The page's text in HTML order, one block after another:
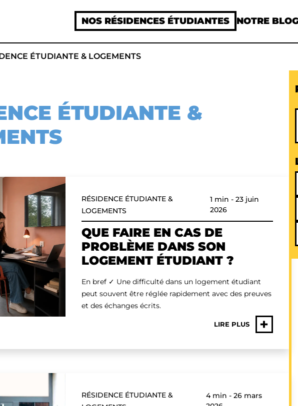
NOS RÉSIDENCES ÉTUDIANTES NOTRE
ÉTUDIANTE & LOGEMENTS
ÉTUDIANTE &
RÉSIDENCE ÉTUDIANTE &
LOGEMENTS
1 min - 23 juin
2026
QUE FAIRE EN CAS DE
PROBLÈME DANS SON
LOGEMENT ÉTUDIANT ?
En bref ✓ Une difficulté dans un logement étudiant
peut souvent être réglée rapidement avec des preuves
et des échanges écrits.
LIRE PLUS +
RÉSIDENCE ÉTUDIANTE &
4 min - 26 mars